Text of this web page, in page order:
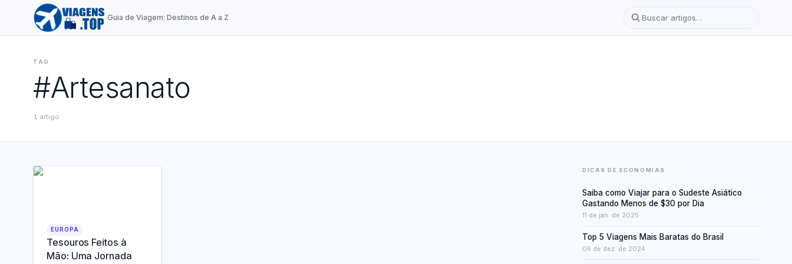
Guia de Viagem: Destinos de A a Z
TAG
#Artesanato
1 artigo
EUROPA
Tesouros Feitos à
Mão: Uma Jornada
DICAS DE ECONOMIAS
Saiba como Viajar para o Sudeste Asiático
Gastando Menos de $30 por Dia
11 de jan. de 2025
Top 5 Viagens Mais Baratas do Brasil
06 de dez. de 2024